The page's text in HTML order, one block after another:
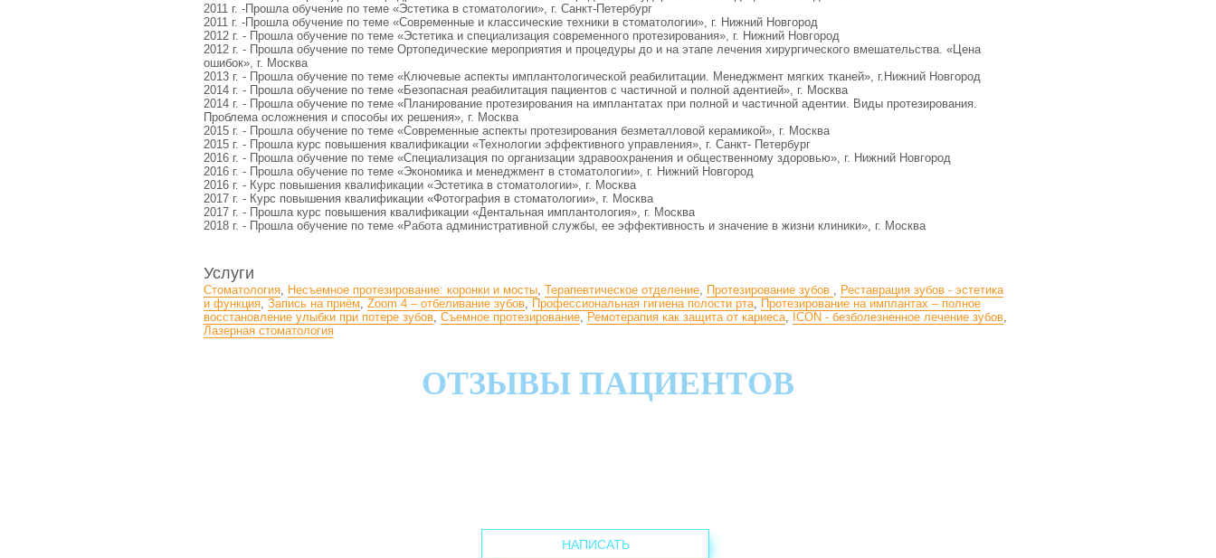
2011 г. -Прошла обучение по теме «Эстетика в стоматологии», г. Санкт-Петербург
2011 г. -Прошла обучение по теме «Современные и классические техники в стоматологии», г. Нижний Новгород
2012 г. - Прошла обучение по теме «Эстетика и специализация современного протезирования», г. Нижний Новгород
2012 г. - Прошла обучение по теме Ортопедические мероприятия и процедуры до и на этапе лечения хирургического вмешательства. «Цена
ошибок», г. Москва
2013 г. - Прошла обучение по теме «Ключевые аспекты имплантологической реабилитации. Менеджмент мягких тканей», г.Нижний Новгород
2014 г. - Прошла обучение по теме «Безопасная реабилитация пациентов с частичной и полной адентией», г. Москва
2014 г. - Прошла обучение по теме «Планирование протезирования на имплантатах при полной и частичной адентии. Виды протезирования.
Проблема осложнения и способы их решения», г. Москва
2015 г. - Прошла обучение по теме «Современные аспекты протезирования безметалловой керамикой», г. Москва
2015 г. - Прошла курс повышения квалификации «Технологии эффективного управления», г. Санкт- Петербург
2016 г. - Прошла обучение по теме «Специализация по организации здравоохранения и общественному здоровью», г. Нижний Новгород
2016 г. - Прошла обучение по теме «Экономика и менеджмент в стоматологии», г. Нижний Новгород
2016 г. - Курс повышения квалификации «Эстетика в стоматологии», г. Москва
2017 г. - Курс повышения квалификации «Фотография в стоматологии», г. Москва
2017 г. - Прошла курс повышения квалификации «Дентальная имплантология», г. Москва
2018 г. - Прошла обучение по теме «Работа административной службы, ее эффективность и значение в жизни клиники», г. Москва
Услуги
Стоматология, Несъемное протезирование: коронки и мосты,Терапевтическое отделение, Протезирование зубов , Реставрация зубов - эстетика
и функция,Запись на приём,Zoom 4 – отбеливание зубов, Профессиональная гигиена полости рта, Протезирование на имплантах – полное
восстановление улыбки при потере зубов,Съемное протезирование, Ремотерапия как защита от кариеса, ICON - безболезненное лечение зубов,
Лазерная стоматология
ОТЗЫВЫ ПАЦИЕНТОВ
НАПИСАТЬ